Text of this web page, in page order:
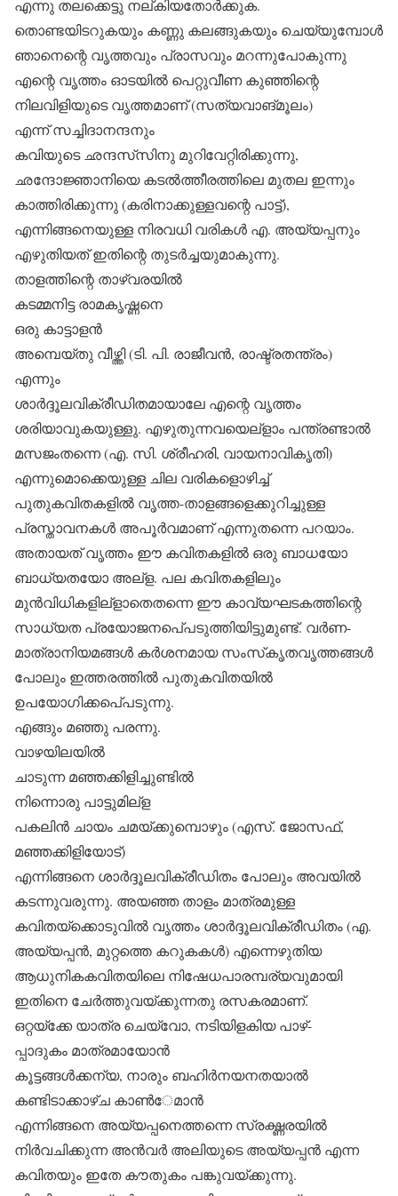
എന്നു തലക്കെട്ടു നല്കിയതോര്‍ക്കുക.
തൊണ്ടയിടറുകയും കണ്ണു കലങ്ങുകയും ചെയ്യുമ്പോള്‍
ഞാനെന്റെ വൃത്തവും പ്രാസവും മറന്നുപോകുന്നു
എന്റെ വൃത്തം ഓടയില്‍ പെറ്റുവീണ കുഞ്ഞിന്റെ
നിലവിളിയുടെ വൃത്തമാണ് (സത്യവാങ്മൂലം)
എന്ന് സച്ചിദാനന്ദനും
കവിയുടെ ഛന്ദസ്‌സിനു മുറിവേറ്റിരിക്കുന്നു,
ഛന്ദോജ്ഞാനിയെ കടല്‍ത്തീരത്തിലെ മുതല ഇന്നും
കാത്തിരിക്കുന്നു (കരിനാക്കുള്ളവന്റെ പാട്ട്),
എന്നിങ്ങനെയുള്ള നിരവധി വരികള്‍ എ. അയ്യപ്പനും
എഴുതിയത് ഇതിന്റെ തുടര്‍ച്ചയുമാകുന്നു.
താളത്തിന്റെ താഴ്‌വരയില്‍
കടമ്മനിട്ട രാമകൃഷ്ണനെ
ഒരു കാട്ടാളന്‍
അമ്പെയ്തു വീഴ്ത്തി (ടി. പി. രാജീവന്‍, രാഷ്ട്രതന്ത്രം)
എന്നും
ശാര്‍ദ്ദൂലവിക്രീഡിതമായാലേ എന്റെ വൃത്തം
ശരിയാവുകയുള്ളു. എഴുതുന്നവയെല്‌ളാം പന്ത്രണ്ടാല്‍
മസജംതന്നെ (എ. സി. ശ്രീഹരി, വായനാവികൃതി)
എന്നുമൊക്കെയുള്ള ചില വരികളൊഴിച്ച്
പുതുകവിതകളില്‍ വൃത്ത-താളങ്ങളെക്കുറിച്ചുള്ള
പ്രസ്താവനകള്‍ അപൂര്‍വമാണ് എന്നുതന്നെ പറയാം.
അതായത് വൃത്തം ഈ കവിതകളില്‍ ഒരു ബാധയോ
ബാധ്യതയോ അല്‌ള. പല കവിതകളിലും
മുന്‍വിധികളില്‌ളാതെതന്നെ ഈ കാവ്യഘടകത്തിന്റെ
സാധ്യത പ്രയോജനപെ്പടുത്തിയിട്ടുമുണ്ട്. വര്‍ണ-
മാത്രാനിയമങ്ങള്‍ കര്‍ശനമായ സംസ്‌കൃതവൃത്തങ്ങള്‍
പോലും ഇത്തരത്തില്‍ പുതുകവിതയില്‍
ഉപയോഗിക്കപെ്പടുന്നു.
എങ്ങും മഞ്ഞു പരന്നു.
വാഴയിലയില്‍
ചാടുന്ന മഞ്ഞക്കിളിച്ചുണ്ടില്‍
നിന്നൊരു പാട്ടുമില്‌ള
പകലിന്‍ ചായം ചമയ്ക്കുമ്പൊഴും (എസ്. ജോസഫ്,
മഞ്ഞക്കിളിയോട്)
എന്നിങ്ങനെ ശാര്‍ദ്ദൂലവിക്രീഡിതം പോലും അവയില്‍
കടന്നുവരുന്നു. അയഞ്ഞ താളം മാത്രമുള്ള
കവിതയ്‌ക്കൊടുവില്‍ വൃത്തം ശാര്‍ദ്ദൂലവിക്രീഡിതം (എ.
അയ്യപ്പന്‍, മുറ്റത്തെ കറുകകള്‍) എന്നെഴുതിയ
ആധുനികകവിതയിലെ നിഷേധപാരമ്പര്യവുമായി
ഇതിനെ ചേര്‍ത്തുവയ്ക്കുന്നതു രസകരമാണ്.
ഒറ്റയ്‌ക്കേ യാത്ര ചെയ്‌വോ, നടിയിളകിയ പാഴ്-
പ്പാദുകം മാത്രമായോന്‍
കൂട്ടങ്ങള്‍ക്കന്യ, നാരും ബഹിര്‍നയനതയാല്‍
കണ്ടിടാക്കാഴ്ച കാണ്‍േമാന്‍
എന്നിങ്ങനെ അയ്യപ്പനെത്തന്നെ സ്രഗ്ദ്ധരയില്‍
നിര്‍വചിക്കുന്ന അന്‍വര്‍ അലിയുടെ അയ്യപ്പന്‍ എന്ന
കവിതയും ഇതേ കൗതുകം പങ്കുവയ്ക്കുന്നു.